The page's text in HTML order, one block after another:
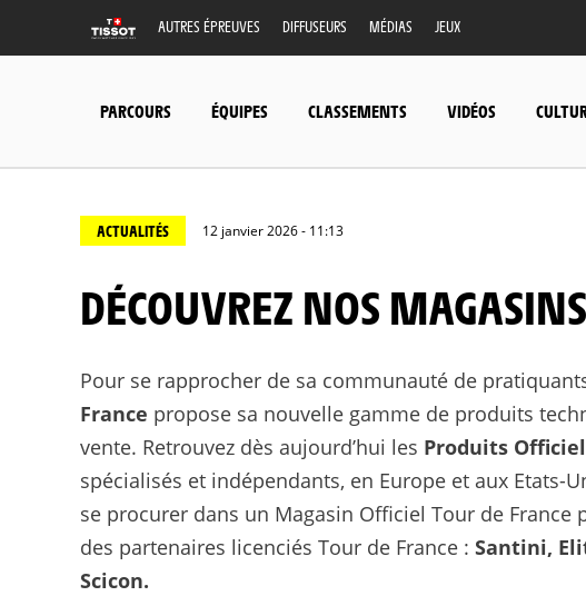
AUTRES ÉPREUVES DIFFUSEURS MÉDIAS JEUX
PARCOURS ÉQUIPES CLASSEMENTS VIDÉOS
ACTUALITÉS 12 janvier 2026 - 11:13
DÉCOUVREZ NOS
Pour se rapprocher de sa communauté de
France propose sa nouvelle gamme de produits
vente. Retrouvez dès aujourd’hui les Produits
spécialisés et indépendants, en Europe et aux
se procurer dans un Magasin Officiel Tour de
des partenaires licenciés Tour de France : Santini,
Scicon.